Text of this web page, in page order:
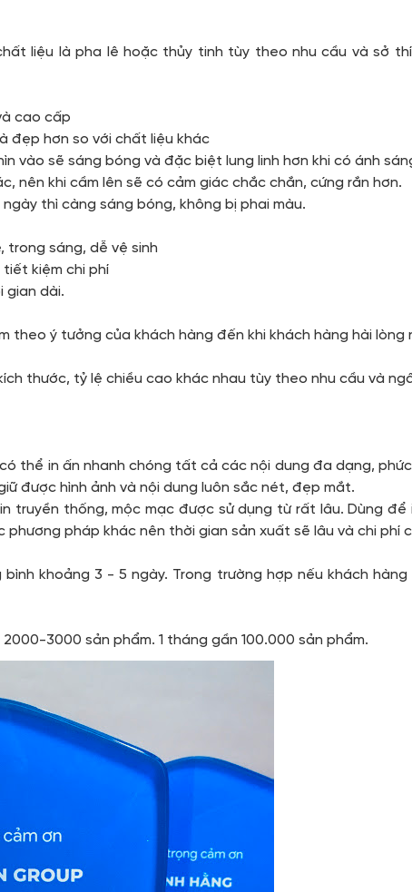
liệu là pha lê hoặc thủy tinh tùy theo nhu cầu và sở
cao cấp
đẹp hơn so với chất liệu khác
vào sẽ sáng bóng và đặc biệt lung linh hơn khi có ánh
nên khi cầm lên sẽ có cảm giác chắc chắn, cứng rắn hơn.
thì càng sáng bóng, không bị phai màu.
trong sáng, dễ vệ sinh
kiệm chi phí
gian dài.
theo ý tưởng của khách hàng đến khi khách hàng hài lòng
thước, tỷ lệ chiều cao khác nhau tùy theo nhu cầu và
thể in ấn nhanh chóng tất cả các nội dung đa dạng,
được hình ảnh và nội dung luôn sắc nét, đẹp mắt.
truyền thống, mộc mạc được sử dụng từ rất lâu. Dùng
phương pháp khác nên thời gian sản xuất sẽ lâu và chi phí
bình khoảng 3 - 5 ngày. Trong trường hợp nếu khách
3000 sản phẩm. 1 tháng gần 100.000 sản phẩm.